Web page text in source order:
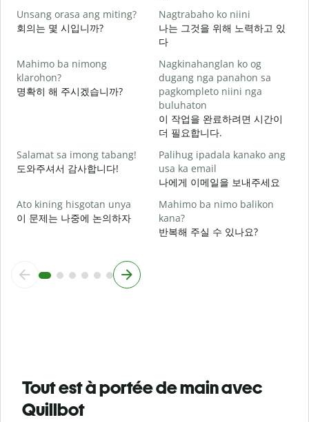
Unsang orasa ang miting?
회의는 몇 시입니까?
Nagtrabaho ko niini
나는 그것을 위해 노력하고 있
다
Mahimo ba nimong
klarohon?
명확히 해 주시겠습니까?
Nagkinahanglan ko og
dugang nga panahon sa
pagkompleto niini nga
buluhaton
이 작업을 완료하려면 시간이
더 필요합니다.
Salamat sa imong tabang!
도와주셔서 감사합니다!
Palihug ipadala kanako ang
usa ka email
나에게 이메일을 보내주세요
Ato kining hisgotan unya
이 문제는 나중에 논의하자
Mahimo ba nimo balikon
kana?
반복해 주실 수 있나요?
Tout est à portée de main avec
Quillbot